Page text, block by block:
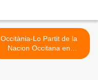
Occitània-Lo Partit de la
Nacion Occitana en
Avinhon >